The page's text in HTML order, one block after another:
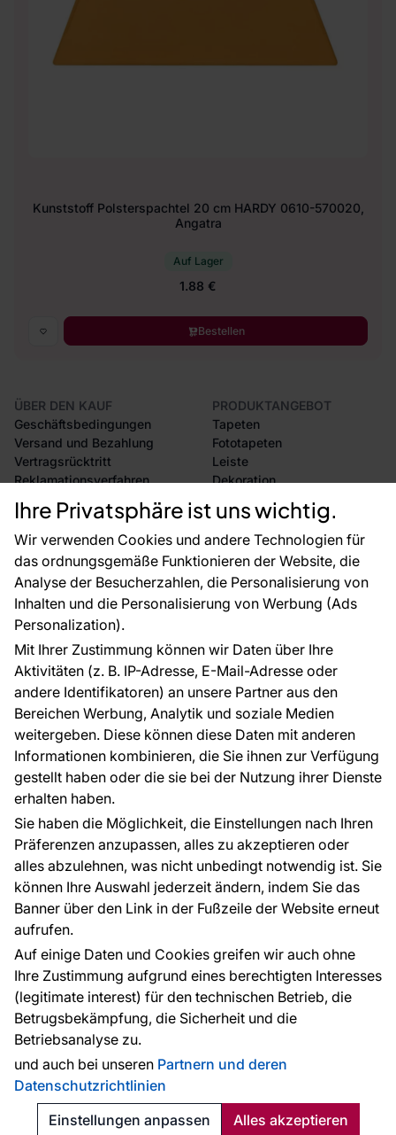
Ihre Privatsphäre ist uns wichtig.
Wir verwenden Cookies und andere Technologien für
das ordnungsgemäße Funktionieren der Website, die
Analyse der Besucherzahlen, die Personalisierung von
Inhalten und die Personalisierung von Werbung (Ads
Personalization).
Mit Ihrer Zustimmung können wir Daten über Ihre
Aktivitäten (z. B. IP-Adresse, E-Mail-Adresse oder
andere Identifikatoren) an unsere Partner aus den
Bereichen Werbung, Analytik und soziale Medien
weitergeben. Diese können diese Daten mit anderen
Informationen kombinieren, die Sie ihnen zur Verfügung
gestellt haben oder die sie bei der Nutzung ihrer Dienste
erhalten haben.
Sie haben die Möglichkeit, die Einstellungen nach Ihren
Präferenzen anzupassen, alles zu akzeptieren oder
alles abzulehnen, was nicht unbedingt notwendig ist. Sie
können Ihre Auswahl jederzeit ändern, indem Sie das
Banner über den Link in der Fußzeile der Website erneut
aufrufen.
Auf einige Daten und Cookies greifen wir auch ohne
Ihre Zustimmung aufgrund eines berechtigten Interesses
(legitimate interest) für den technischen Betrieb, die
Betrugsbekämpfung, die Sicherheit und die
Betriebsanalyse zu.
und auch bei unseren Partnern und deren
Datenschutzrichtlinien
Einstellungen anpassen
Alles akzeptieren
Kunststoff Polsterspachtel 20 cm HARDY 0610-570020,
Angatra
Auf Lager
1.88 €
Bestellen
ÜBER DEN KAUF
Geschäftsbedingungen
Versand und Bezahlung
Vertragsrücktritt
Reklamationsverfahren
Rücksendung von Waren
CE-Zertifizierung
Großhandel
Raumvisualisierung
PRODUKTANGEBOT
Tapeten
Fototapeten
Leiste
Dekoration
Selbstklebende Folien
Zubehör
Tapetenmuster
FÜR SIE
Blog
EU-Projekte
Ratschläge und Tipps
FAQ
ÜBER DAS UNTERNEHMEN
Kontakt
Haben Sie Fragen? Wir helfen Ihnen gerne weiter
und beraten Sie persönlich.
+49 781 95633072
service@tapeteneshop.de
Zahlungsarten:
Die Zahlungen werden geleistet von:
© 2010 - 2026 Tapeteneshop
Created:
Reklalink s.r.o.
Schutz personenbezogener Daten